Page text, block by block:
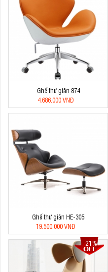
Ghế thư giãn 874
4.686.000 VNĐ
Ghế thư giãn HE-305
19.500.000 VNĐ
21%